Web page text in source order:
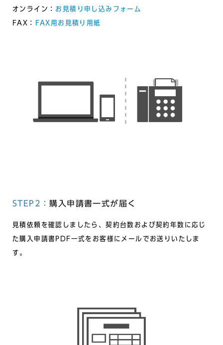
オンライン： お見積り申し込みフォーム
FAX：
FAX用お見積り用紙
STEP2： 購入申請書一式が届く
見積依頼を確認しましたら、契約台数および契約年数に応じ
た購入申請書PDF一式をお客様にメールでお送りいたしま
す。